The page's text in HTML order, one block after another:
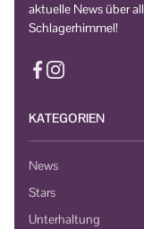
aktuelle News über
Schlagerhimmel!
KATEGORIEN
News
Stars
Unterhaltung